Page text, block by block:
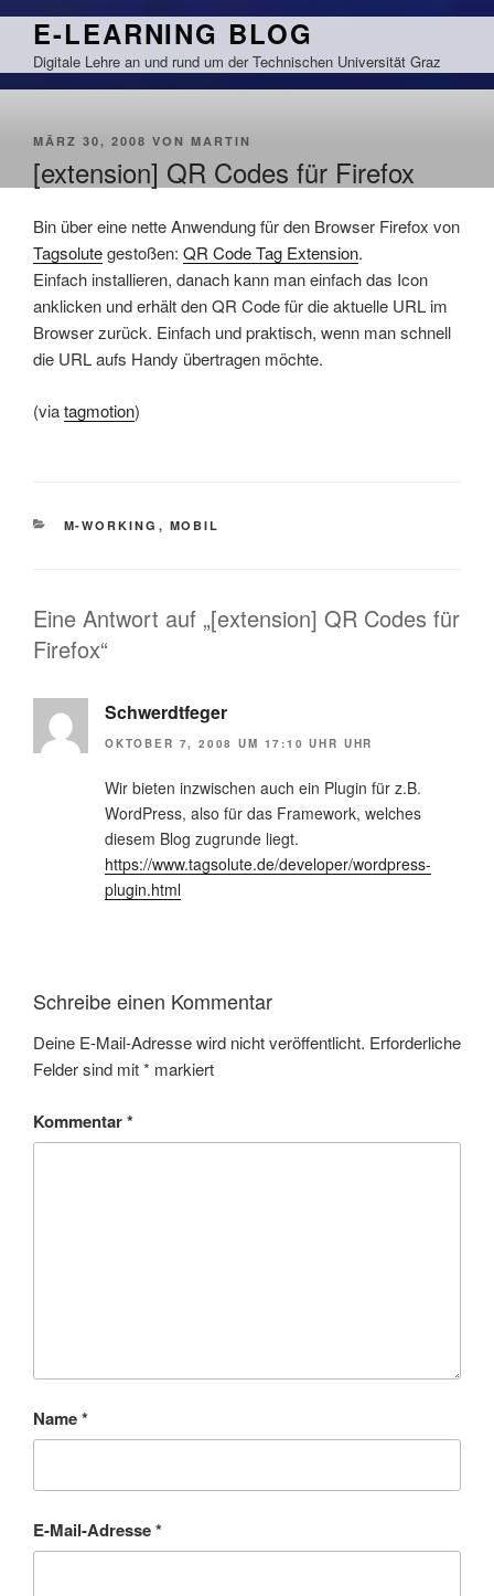
Zum
springen
E-LEARNING BLOG
Digitale Lehre an und rund um der Technischen Universität Graz
VERÖFFENTLICHT
MÄRZ 30, 2008 VON MARTIN
[extension] QR Codes für Firefox
Bin über eine nette Anwendung für den Browser Firefox von
Tagsolutegestoßen: QR Code Tag Extension.
Einfach installieren, danach kann man einfach das Icon
anklicken und erhält den QR Code für die aktuelle URL im
Browser zurück. Einfach und praktisch, wenn man schnell
die URL aufs Handy übertragen möchte.
(viatagmotion)
KATEGORIEN
M-WORKING , MOBIL
Eine Antwort auf „[extension] QR Codes für
Firefox“
Schwerdtfeger
OKTOBER 7, 2008 UM 17:10 UHR UHR
Wir bieten inzwischen auch ein Plugin für z.B.
WordPress, also für das Framework, welches
diesem Blog zugrunde liegt.
https://www.tagsolute.de/developer/wordpress-
plugin.html
Schreibe einen Kommentar
Deine E-Mail-Adresse wird nicht veröffentlicht. Erforderliche
Felder sind mit* markiert
Kommentar*
Name*
E-Mail-Adresse*